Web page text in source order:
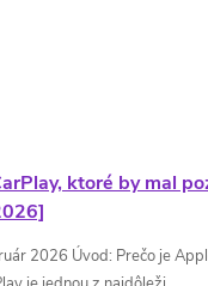
ktoré by mal
2026 Úvod: Prečo je